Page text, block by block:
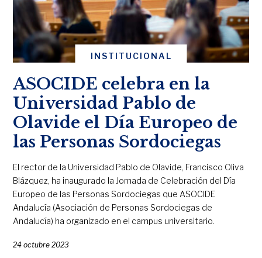
INSTITUCIONAL
ASOCIDE celebra en la
Universidad Pablo de
Olavide el Día Europeo de
las Personas Sordociegas
El rector de la Universidad Pablo de Olavide, Francisco Oliva
Blázquez, ha inaugurado la Jornada de Celebración del Día
Europeo de las Personas Sordociegas que ASOCIDE
Andalucía (Asociación de Personas Sordociegas de
Andalucía) ha organizado en el campus universitario.
24 octubre 2023